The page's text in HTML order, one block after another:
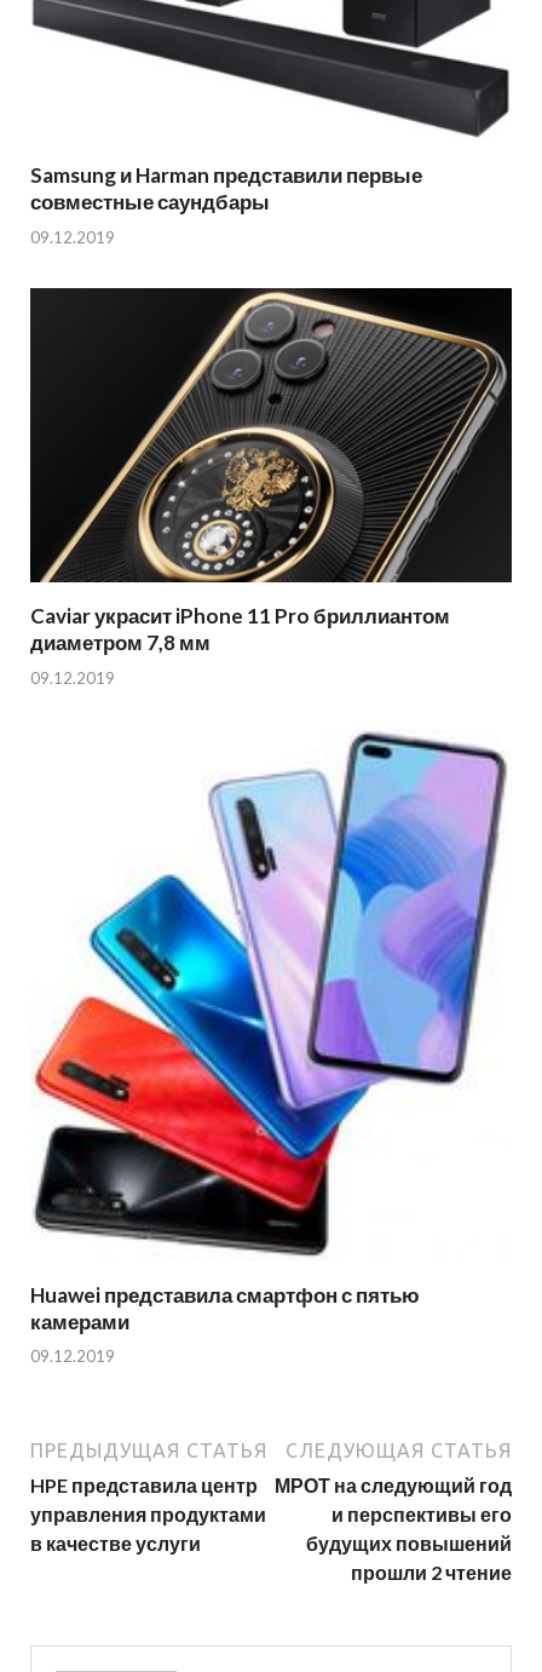
Samsung и Harman представили первые
совместные саундбары
09.12.2019
Caviar украсит iPhone 11 Pro бриллиантом
диаметром 7,8 мм
09.12.2019
Huawei представила смартфон с пятью
камерами
09.12.2019
ПРЕДЫДУЩАЯ СТАТЬЯ
HPE представила центр
управления продуктами
в качестве услуги
СЛЕДУЮЩАЯ СТАТЬЯ
МРОТ на следующий год
и перспективы его
будущих повышений
прошли 2 чтение